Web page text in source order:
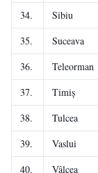
34.
Sibiu
35.
Suceava
36.
Teleorman
37.
Timiș
38.
Tulcea
39.
Vaslui
40.
Vâlcea